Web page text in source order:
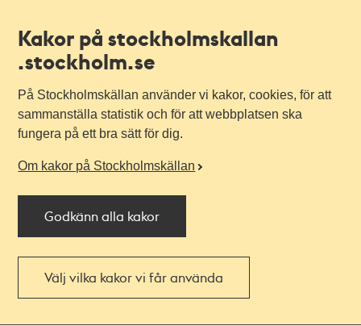
Kakor på stockholmskallan
.stockholm.se
På Stockholmskällan använder vi kakor, cookies, för att
sammanställa statistik och för att webbplatsen ska
fungera på ett bra sätt för dig.
Om kakor på Stockholmskällan
Godkänn alla kakor
Välj vilka kakor vi får använda